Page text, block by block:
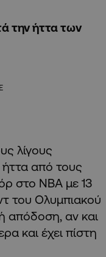
την ήττα των
λίγους
από τους
στο ΝΒΑ με 13
του Ολυμπιακού
απόδοση, αν και
και έχει πίστη